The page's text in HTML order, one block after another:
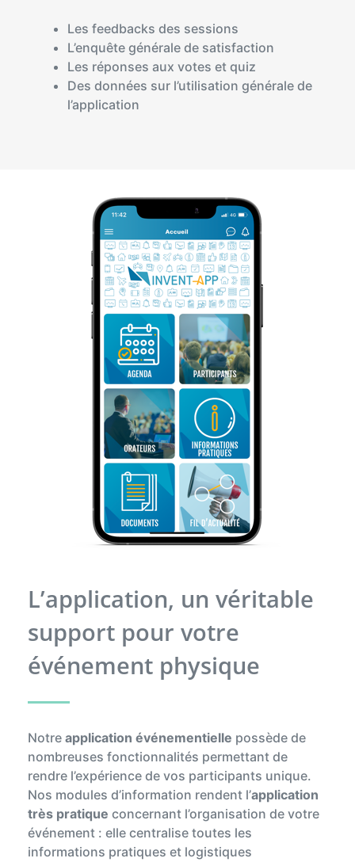
Les feedbacks des sessions
L’enquête générale de satisfaction
Les réponses aux votes et quiz
Des données sur l’utilisation générale de
l’application
L’application, un véritable
support pour votre
événement physique
Notre application événementielle possède de
nombreuses fonctionnalités permettant de
rendre l’expérience de vos participants unique.
Nos modules d’information rendent l’application
très pratique concernant l’organisation de votre
événement : elle centralise toutes les
informations pratiques et logistiques